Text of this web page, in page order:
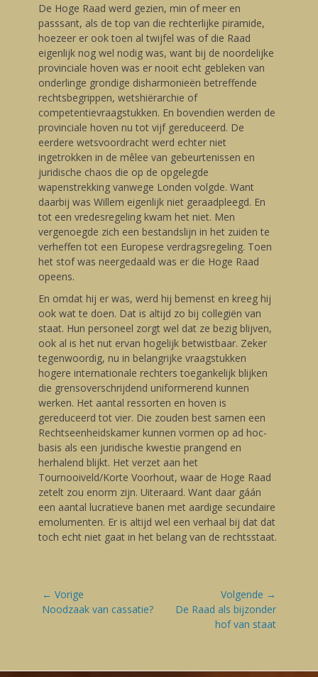
De Hoge Raad werd gezien, min of meer en
passsant, als de top van die rechterlijke piramide,
hoezeer er ook toen al twijfel was of die Raad
eigenlijk nog wel nodig was, want bij de noordelijke
provinciale hoven was er nooit echt gebleken van
onderlinge grondige disharmonieën betreffende
rechtsbegrippen, wetshiërarchie of
competentievraagstukken. En bovendien werden de
provinciale hoven nu tot vijf gereduceerd. De
eerdere wetsvoordracht werd echter niet
ingetrokken in de mêlee van gebeurtenissen en
juridische chaos die op de opgelegde
wapenstrekking vanwege Londen volgde. Want
daarbij was Willem eigenlijk niet geraadpleegd. En
tot een vredesregeling kwam het niet. Men
vergenoegde zich een bestandslijn in het zuiden te
verheffen tot een Europese verdragsregeling. Toen
het stof was neergedaald was er die Hoge Raad
opeens.
En omdat hij er was, werd hij bemenst en kreeg hij
ook wat te doen. Dat is altijd zo bij collegiën van
staat. Hun personeel zorgt wel dat ze bezig blijven,
ook al is het nut ervan hogelijk betwistbaar. Zeker
tegenwoordig, nu in belangrijke vraagstukken
hogere internationale rechters toegankelijk blijken
die grensoverschrijdend uniformerend kunnen
werken. Het aantal ressorten en hoven is
gereduceerd tot vier. Die zouden best samen een
Rechtseenheidskamer kunnen vormen op ad hoc-
basis als een juridische kwestie prangend en
herhalend blijkt. Het verzet aan het
Tournooiveld/Korte Voorhout, waar de Hoge Raad
zetelt zou enorm zijn. Uiteraard. Want daar gáán
een aantal lucratieve banen met aardige secundaire
emolumenten. Er is altijd wel een verhaal bij dat dat
toch echt niet gaat in het belang van de rechtsstaat.
Bericht
navigatie
← Vorige
Vorige
Noodzaak van cassatie?
Volgende →
Volgende
De Raad als bijzonder
hof van staat